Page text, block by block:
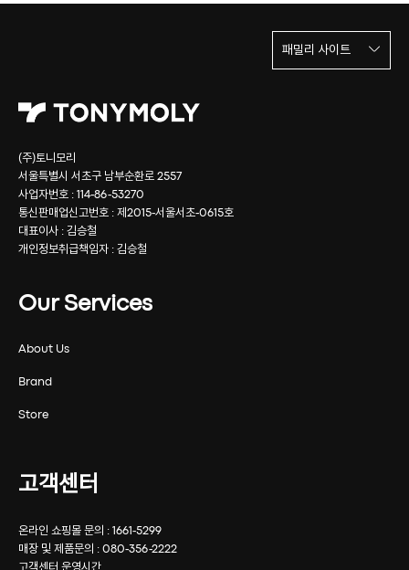
(주)토니모리
서울특별시 서초구 남부순환로 2557
사업자번호 : 114-86-53270
통신판매업신고번호 : 제2015-서울서초-0615호
대표이사 : 김승철
개인정보취급책임자 : 김승철
Our Services
About Us
Brand
Store
고객센터
온라인 쇼핑몰 문의 : 1661-5299
매장 및 제품문의 : 080-356-2222
고객센터 운영시간
패밀리 사이트